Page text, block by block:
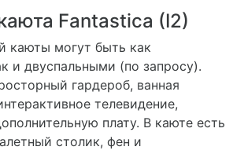
Fantastica (I2)
каюты могут быть как
и двуспальными (по запросу).
гардероб, ванная
телевидение,
плату. В каюте есть
столик, фен и